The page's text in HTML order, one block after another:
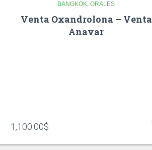
BANGKOK ORALES
Venta Oxandrolona – Venta
Anavar
1,100.00$